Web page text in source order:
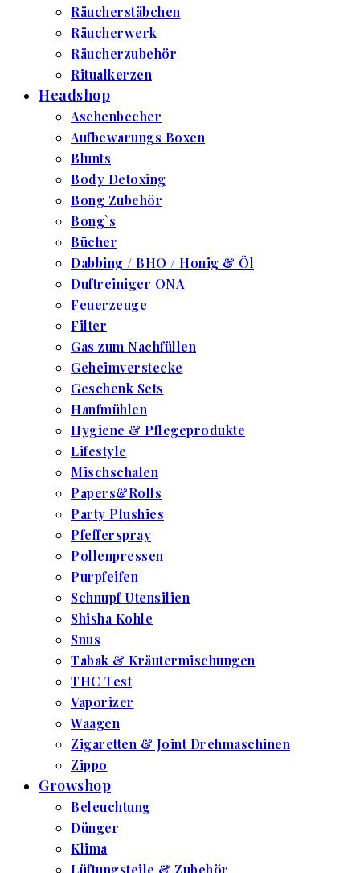
Räucherstäbchen
Räucherwerk
Räucherzubehör
Ritualkerzen
Headshop
Aschenbecher
Aufbewarungs Boxen
Blunts
Body Detoxing
Bong Zubehör
Bong`s
Bücher
Dabbing / BHO / Honig & Öl
Duftreiniger ONA
Feuerzeuge
Filter
Gas zum Nachfüllen
Geheimverstecke
Geschenk Sets
Hanfmühlen
Hygiene & Pflegeprodukte
Lifestyle
Mischschalen
Papers&Rolls
Party Plushies
Pfefferspray
Pollenpressen
Purpfeifen
Schnupf Utensilien
Shisha Kohle
Snus
Tabak & Kräutermischungen
THC Test
Vaporizer
Waagen
Zigaretten & Joint Drehmaschinen
Zippo
Growshop
Beleuchtung
Dünger
Klima
Lüftungsteile & Zubehör